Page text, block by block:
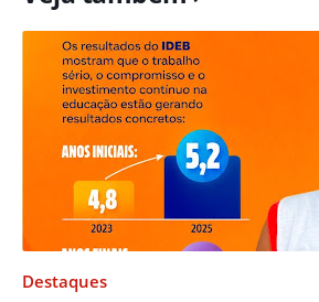
Destaques